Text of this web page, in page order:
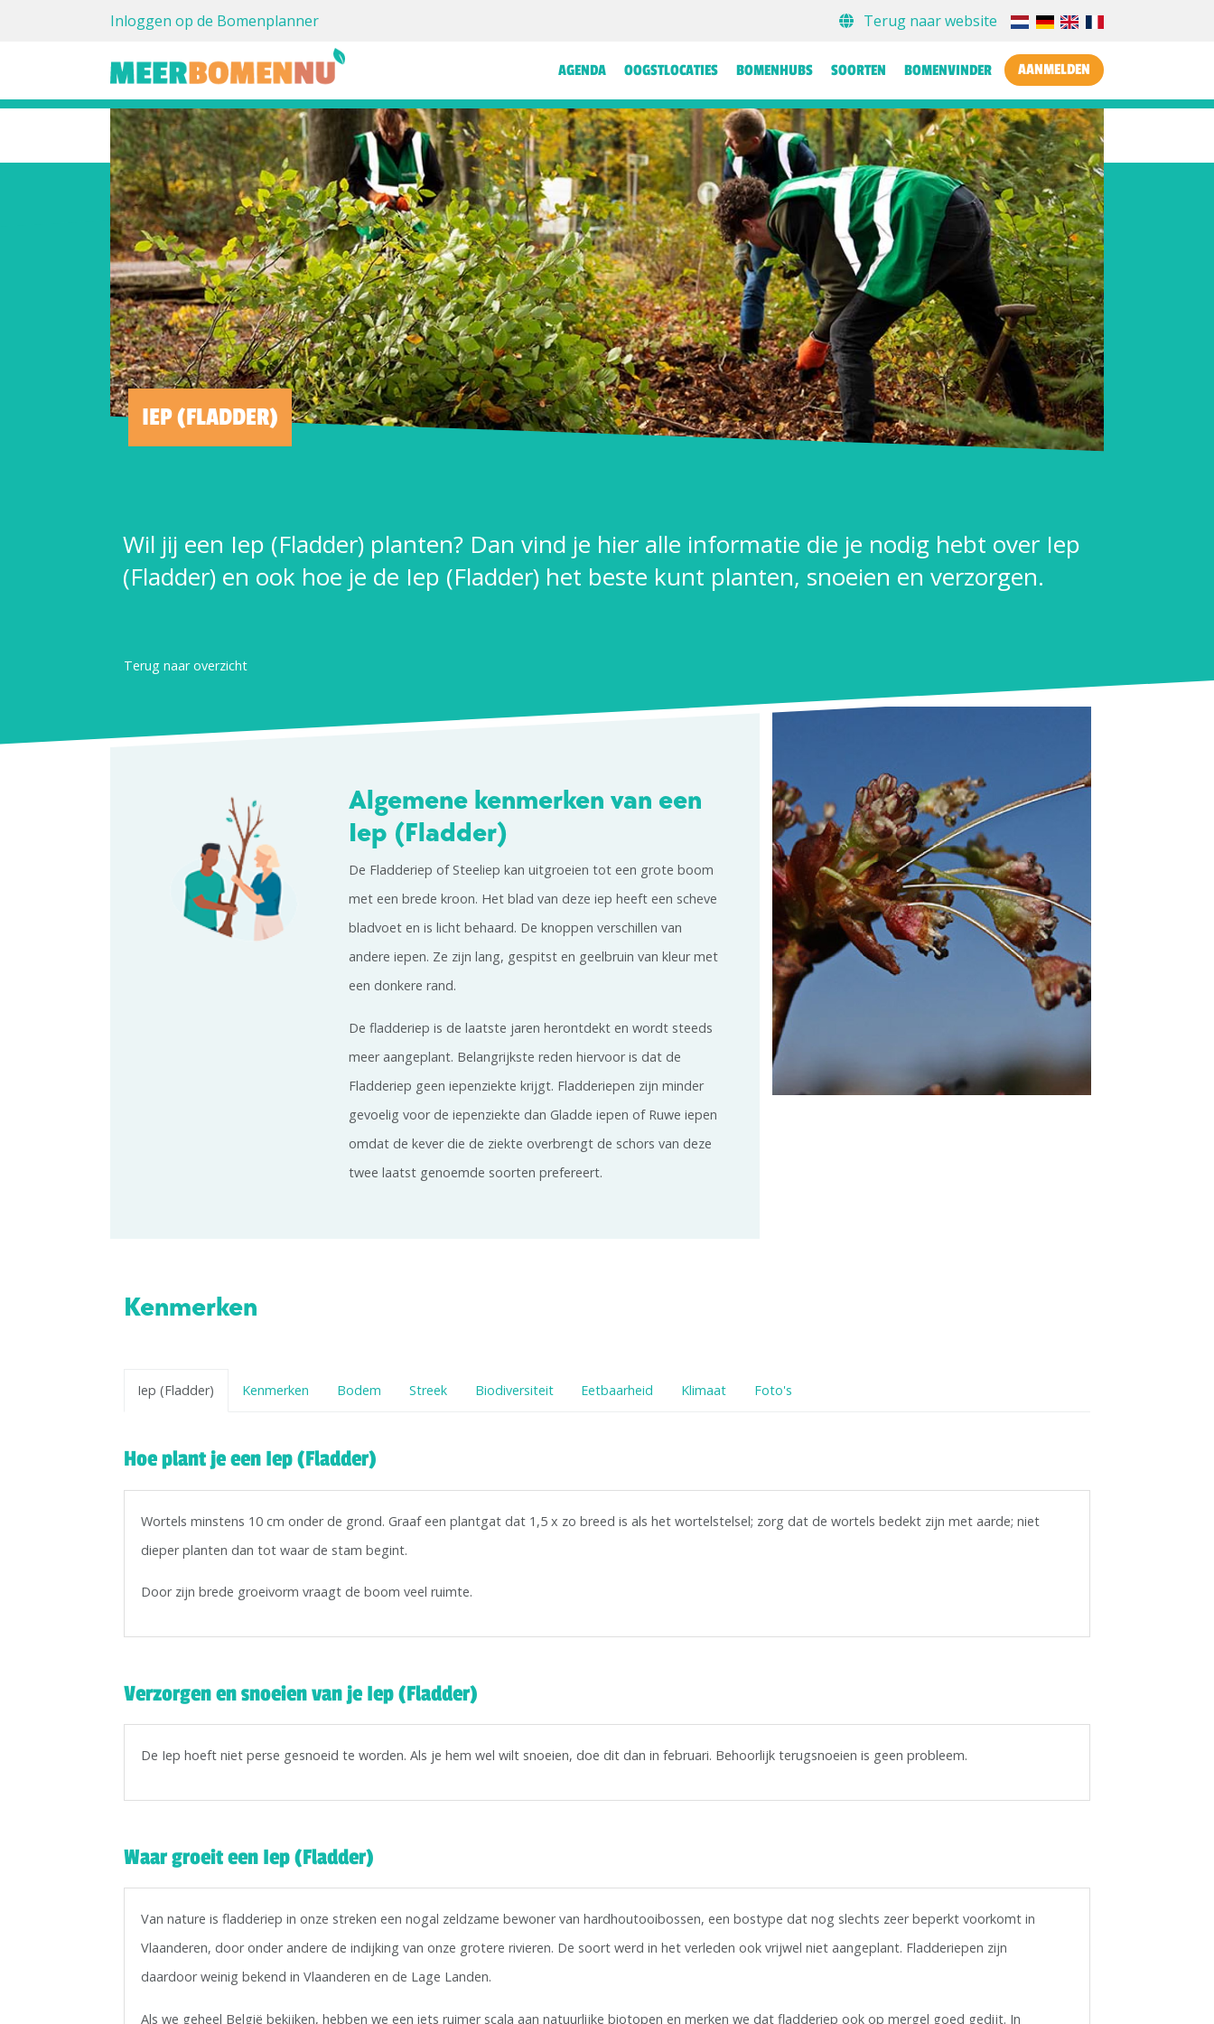
Inloggen op de Bomenplanner Terug naar website
AGENDA OOGSTLOCATIES BOMENHUBS SOORTEN BOMENVINDER AANMELDEN
IEP (FLADDER)
Wil jij een Iep (Fladder) planten? Dan vind je hier alle informatie die je nodig hebt over Iep
(Fladder) en ook hoe je de Iep (Fladder) het beste kunt planten, snoeien en verzorgen.
Terug naar overzicht
Algemene kenmerken van een
Iep (Fladder)
De Fladderiep of Steeliep kan uitgroeien tot een grote boom
met een brede kroon. Het blad van deze iep heeft een scheve
bladvoet en is licht behaard. De knoppen verschillen van
andere iepen. Ze zijn lang, gespitst en geelbruin van kleur met
een donkere rand.
De fladderiep is de laatste jaren herontdekt en wordt steeds
meer aangeplant. Belangrijkste reden hiervoor is dat de
Fladderiep geen iepenziekte krijgt. Fladderiepen zijn minder
gevoelig voor de iepenziekte dan Gladde iepen of Ruwe iepen
omdat de kever die de ziekte overbrengt de schors van deze
twee laatst genoemde soorten prefereert.
Kenmerken
Iep (Fladder) Kenmerken Bodem Streek Biodiversiteit Eetbaarheid Klimaat Foto's
Hoe plant je een Iep (Fladder)
Wortels minstens 10 cm onder de grond. Graaf een plantgat dat 1,5 x zo breed is als het wortelstelsel; zorg dat de wortels bedekt zijn met aarde; niet
dieper planten dan tot waar de stam begint.
Door zijn brede groeivorm vraagt de boom veel ruimte.
Verzorgen en snoeien van je Iep (Fladder)
De Iep hoeft niet perse gesnoeid te worden. Als je hem wel wilt snoeien, doe dit dan in februari. Behoorlijk terugsnoeien is geen probleem.
Waar groeit een Iep (Fladder)
Van nature is fladderiep in onze streken een nogal zeldzame bewoner van hardhoutooibossen, een bostype dat nog slechts zeer beperkt voorkomt in
Vlaanderen, door onder andere de indijking van onze grotere rivieren. De soort werd in het verleden ook vrijwel niet aangeplant. Fladderiepen zijn
daardoor weinig bekend in Vlaanderen en de Lage Landen.
Als we geheel België bekijken, hebben we een iets ruimer scala aan natuurlijke biotopen en merken we dat fladderiep ook op mergel goed gedijt. In